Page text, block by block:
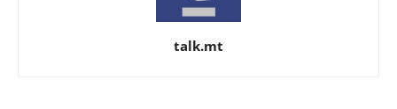
talk.mt